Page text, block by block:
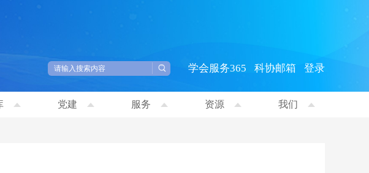
学会服务365 科协邮箱 登录
党建 服务 资源 我们